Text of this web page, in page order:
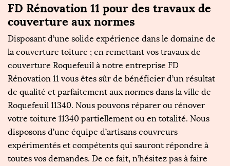
FD Rénovation 11 pour des travaux de
couverture aux normes
Disposant d’une solide expérience dans le domaine de
la couverture toiture ; en remettant vos travaux de
couverture Roquefeuil à notre entreprise FD
Rénovation 11 vous êtes sûr de bénéficier d’un résultat
de qualité et parfaitement aux normes dans la ville de
Roquefeuil 11340. Nous pouvons réparer ou rénover
votre toiture 11340 partiellement ou en totalité. Nous
disposons d’une équipe d’artisans couvreurs
expérimentés et compétents qui sauront répondre à
toutes vos demandes. De ce fait, n’hésitez pas à faire